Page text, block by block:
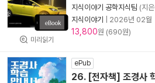
미리읽기
지식이야기 공학지식팀 (지
지식이야기
2026년 02월
13,800원 (690원)
ePub
26. [전자책] 조경사